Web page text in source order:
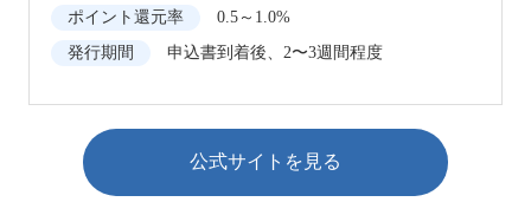
ポイント還元率
0.5～1.0%
発行期間
申込書到着後、2〜3週間程度
公式サイトを見る